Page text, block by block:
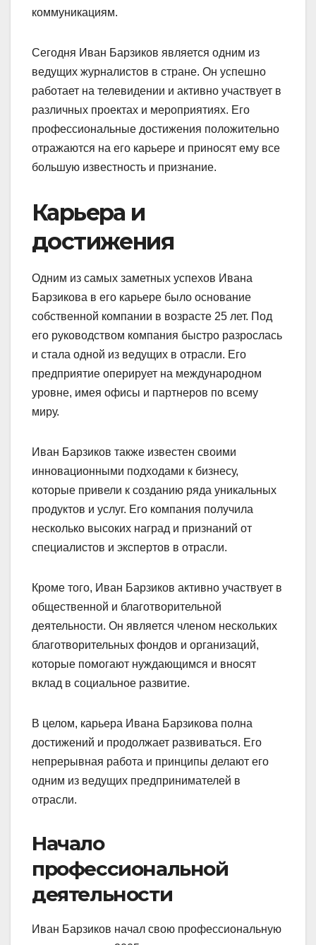
коммуникациям.
Сегодня Иван Барзиков является одним из
ведущих журналистов в стране. Он успешно
работает на телевидении и активно участвует в
различных проектах и мероприятиях. Его
профессиональные достижения положительно
отражаются на его карьере и приносят ему все
большую известность и признание.
Карьера и
достижения
Одним из самых заметных успехов Ивана
Барзикова в его карьере было основание
собственной компании в возрасте 25 лет. Под
его руководством компания быстро разрослась
и стала одной из ведущих в отрасли. Его
предприятие оперирует на международном
уровне, имея офисы и партнеров по всему
миру.
Иван Барзиков также известен своими
инновационными подходами к бизнесу,
которые привели к созданию ряда уникальных
продуктов и услуг. Его компания получила
несколько высоких наград и признаний от
специалистов и экспертов в отрасли.
Кроме того, Иван Барзиков активно участвует в
общественной и благотворительной
деятельности. Он является членом нескольких
благотворительных фондов и организаций,
которые помогают нуждающимся и вносят
вклад в социальное развитие.
В целом, карьера Ивана Барзикова полна
достижений и продолжает развиваться. Его
непрерывная работа и принципы делают его
одним из ведущих предпринимателей в
отрасли.
Начало
профессиональной
деятельности
Иван Барзиков начал свою профессиональную